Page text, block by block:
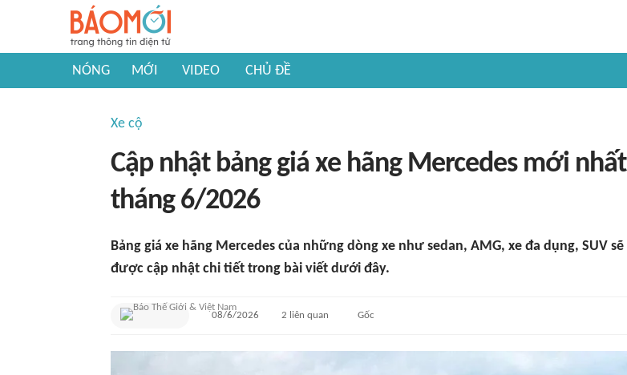
NÓNG MỚI VIDEO CHỦ ĐỀ
Xe cộ
Cập nhật bảng giá xe hãng Mercedes mới nhất
tháng 6/2026
Bảng giá xe hãng Mercedes của những dòng xe như sedan, AMG, xe đa dụng, SUV sẽ
được cập nhật chi tiết trong bài viết dưới đây.
08/6/2026 2 liên quan Gốc